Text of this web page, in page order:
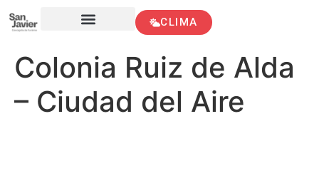
CLIMA
Colonia Ruiz de Alda
– Ciudad del Aire